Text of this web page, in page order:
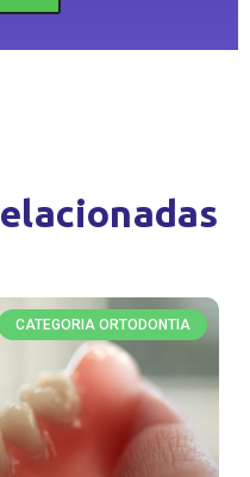
CATEGORIA ORTODONTIA